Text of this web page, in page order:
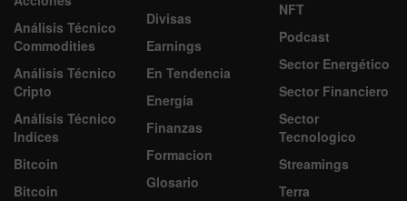
Análisis Técnico
Commodities
Análisis Técnico
Cripto
Análisis Técnico
Indices
Bitcoin
Bitcoin
Divisas
Earnings
En Tendencia
Energía
Finanzas
Formacion
Glosario
NFT
Podcast
Sector Energético
Sector Financiero
Sector
Tecnologico
Streamings
Terra